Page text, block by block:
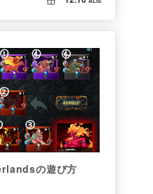
の遊び方